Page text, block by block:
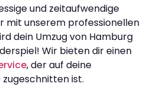
und zeitaufwendige
mit unserem professionellen
dein Umzug von Hamburg
Wir bieten dir einen
, der auf deine
zugeschnitten ist.